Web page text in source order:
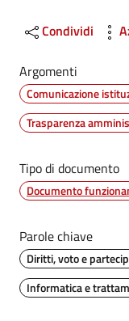
Condividi
Argomenti
Comunicazione
Trasparenza
Tipo di documento
Documento
Parole chiave
Diritti, voto e
Informatica e